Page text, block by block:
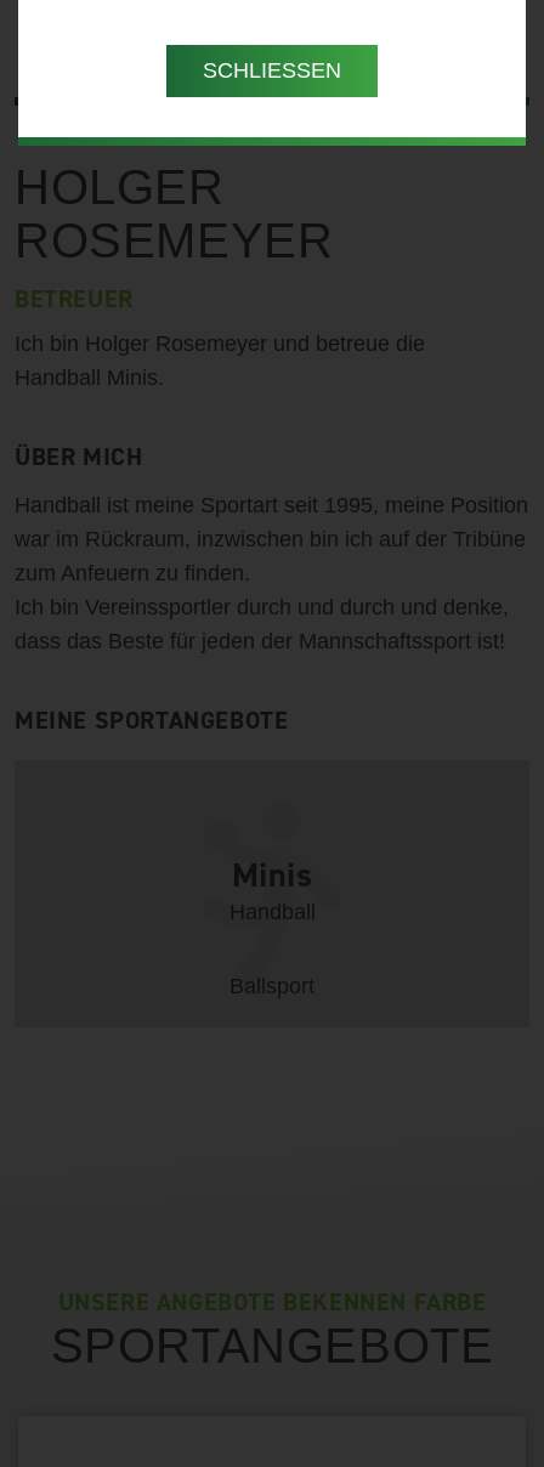
HOLGER
ROSEMEYER
BETREUER
Ich bin Holger Rosemeyer und betreue die
Handball Minis.
ÜBER MICH
Handball ist meine Sportart seit 1995, meine Position
war im Rückraum, inzwischen bin ich auf der Tribüne
zum Anfeuern zu finden.
Ich bin Vereinssportler durch und durch und denke,
dass das Beste für jeden der Mannschaftssport ist!
MEINE SPORTANGEBOTE
Minis
Handball
Ballsport
UNSERE ANGEBOTE BEKENNEN FARBE
SPORTANGEBOTE
SCHLIESSEN